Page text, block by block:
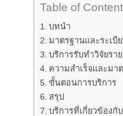
Table of
บทนำ
มาตรฐานและระเบี
บริการรับทำวิจัยรา
ความสำเร็จและมา
ขั้นตอนการบริการ
สรุป
บริการที่เกี่ยวข้องกั